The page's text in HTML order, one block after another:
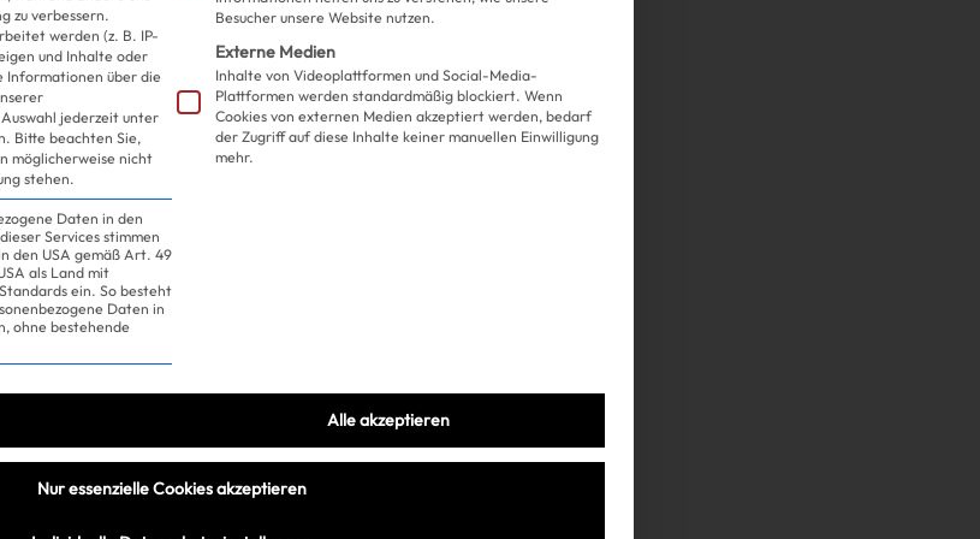
Sale! Sale! Sale!
zu verbessern.
werden (z. B. IP-
und Inhalte oder
Informationen über die
jederzeit unter
Bitte beachten Sie,
möglicherweise nicht
stehen.
Daten in den
Services stimmen
den USA gemäß Art. 49
als Land mit
ein. So besteht
Daten in
ohne bestehende
Besucher unsere Website nutzen.
Externe Medien
Inhalte von Videoplattformen und Social-Media-
Plattformen werden standardmäßig blockiert. Wenn
Cookies von externen Medien akzeptiert werden, bedarf
der Zugriff auf diese Inhalte keiner manuellen Einwilligung
mehr.
Alle akzeptieren
Nur essenzielle Cookies akzeptieren